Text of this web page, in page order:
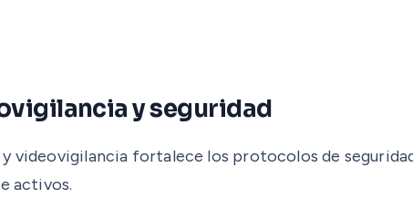
y seguridad
videovigilancia fortalece los protocolos de
activos.